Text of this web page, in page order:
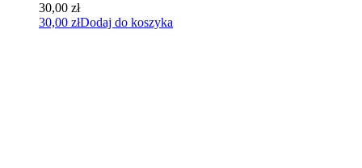
30,00 zł
30,00 złDodaj do koszyka